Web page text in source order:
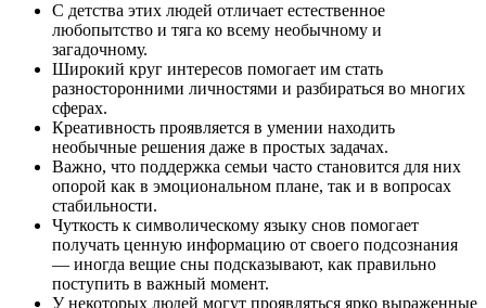
С детства этих людей отличает естественное
любопытство и тяга ко всему необычному и
загадочному.
Широкий круг интересов помогает им стать
разносторонними личностями и разбираться во многих
сферах.
Креативность проявляется в умении находить
необычные решения даже в простых задачах.
Важно, что поддержка семьи часто становится для них
опорой как в эмоциональном плане, так и в вопросах
стабильности.
Чуткость к символическому языку снов помогает
получать ценную информацию от своего подсознания
— иногда вещие сны подсказывают, как правильно
поступить в важный момент.
У некоторых людей могут проявляться ярко выраженные